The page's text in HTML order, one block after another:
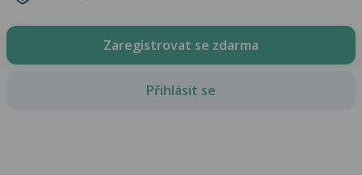
Zaregistrovat se zdarma
Přihlásit se